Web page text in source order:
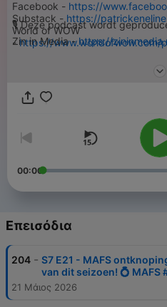
Facebook - https://
Substack - https://
World of WOW
-https://www.worldofwow.com/
🎙️ Deze podcast wordt
Zin in Media -https://
00:00
Επεισόδια
204 - S7 E21 - MAFS
van dit seizoen! 💍 MAFS
21 Μάιος 2026